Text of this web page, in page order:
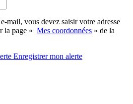
mail, vous devez saisir votre adresse
la page « Mes coordonnées » de la
Enregistrermon alerte